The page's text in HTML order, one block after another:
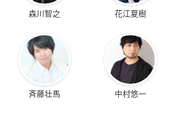
森川智之 花江夏樹
斉藤壮馬 中村悠一